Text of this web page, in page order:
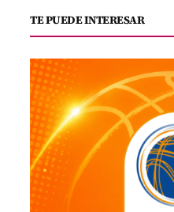
TE PUEDE INTERESAR